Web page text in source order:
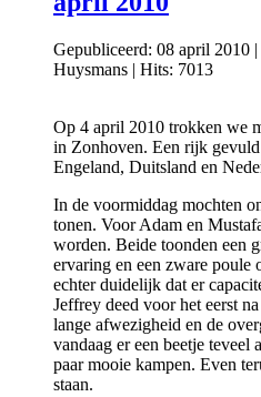
Gepubliceerd: 08 april 2010 |
Huysmans | Hits: 7013
Op 4 april 2010 trokken we
in Zonhoven. Een rijk
Engeland, Duitsland en
In de voormiddag mochten
tonen. Voor Adam en
worden. Beide toonden een
ervaring en een zware poule
echter duidelijk dat er
Jeffrey deed voor het eerst
lange afwezigheid en de
vandaag er een beetje teveel
paar mooie kampen. Even
staan.